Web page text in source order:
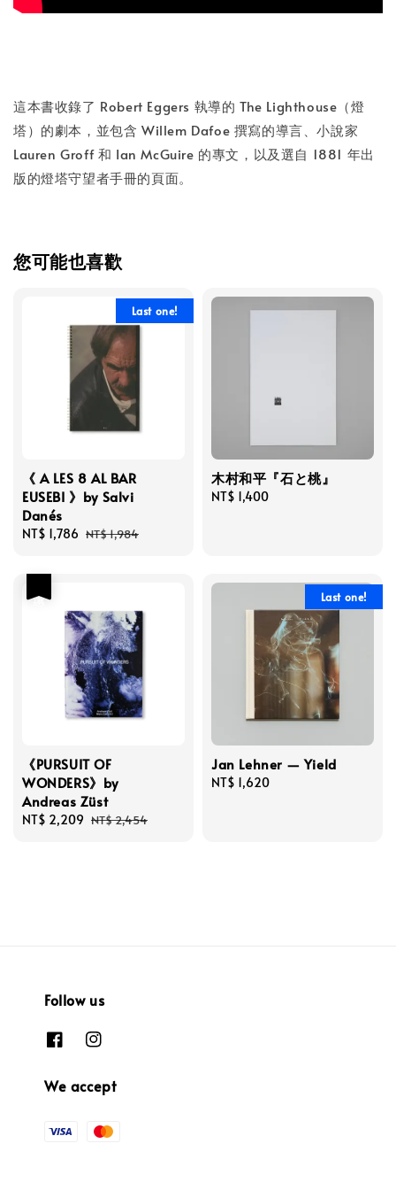
這本書收錄了 Robert Eggers 執導的 The Lighthouse（燈
塔）的劇本，並包含 Willem Dafoe 撰寫的導言、小說家
Lauren Groff 和 Ian McGuire 的專文，以及選自 1881 年出
版的燈塔守望者手冊的頁面。
您可能也喜歡
Last one!
《 A LES 8 AL BAR
EUSEBI 》by Salvi
Danés
Sale
NT$ 1,786 Regular
NT$ 1,984
木村和平『石と桃』
Regular
NT$ 1,400
《PURSUIT OF
WONDERS》by
Andreas Züst
Sale
NT$ 2,209 Regular
NT$ 2,454
Last one!
Jan Lehner — Yield
Regular
NT$ 1,620
Follow us
We accept